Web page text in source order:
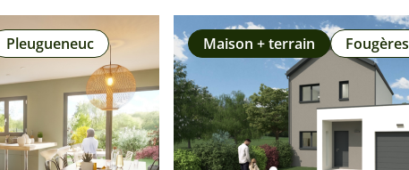
Pleugueneuc Maison + terrain Fougères